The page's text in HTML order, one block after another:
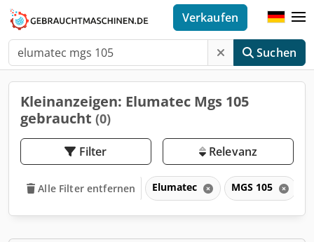
Suchen
Verkaufen
Kleinanzeigen: Elumatec Mgs 105
gebraucht (0)
Filter Relevanz
Alle Filter entfernen Elumatec MGS 105